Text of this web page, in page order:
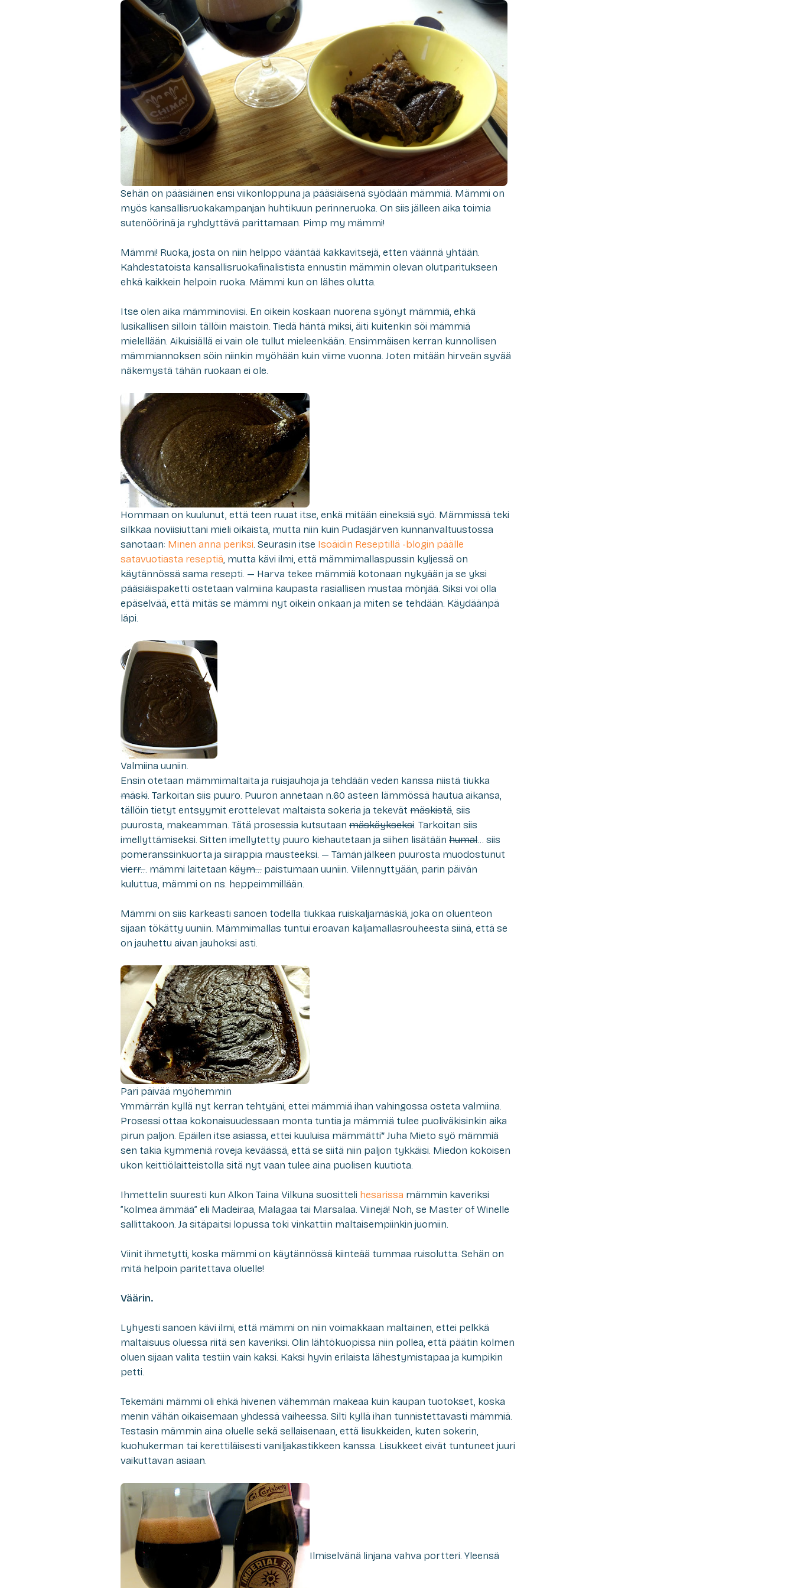
Sehän on pääsiäinen ensi viikonloppuna ja pääsiäisenä syödään mämmiä. Mämmi on
myös kansallisruokakampanjan huhtikuun perinneruoka. On siis jälleen aika toimia
sutenöörinä ja ryhdyttävä parittamaan. Pimp my mämmi!
Mämmi! Ruoka, josta on niin helppo vääntää kakkavitsejä, etten väännä yhtään.
Kahdestatoista kansallisruokafinalistista ennustin mämmin olevan olutparitukseen
ehkä kaikkein helpoin ruoka. Mämmi kun on lähes olutta.
Itse olen aika mämminoviisi. En oikein koskaan nuorena syönyt mämmiä, ehkä
lusikallisen silloin tällöin maistoin. Tiedä häntä miksi, äiti kuitenkin söi mämmiä
mielellään. Aikuisiällä ei vain ole tullut mieleenkään. Ensimmäisen kerran kunnollisen
mämmiannoksen söin niinkin myöhään kuin viime vuonna. Joten mitään hirveän syvää
näkemystä tähän ruokaan ei ole.
Hommaan on kuulunut, että teen ruuat itse, enkä mitään eineksiä syö. Mämmissä teki
silkkaa noviisiuttani mieli oikaista, mutta niin kuin Pudasjärven kunnanvaltuustossa
sanotaan: Minen anna periksi. Seurasin itse Isoäidin Reseptillä -blogin päälle
satavuotiasta reseptiä, mutta kävi ilmi, että mämmimallaspussin kyljessä on
käytännössä sama resepti. — Harva tekee mämmiä kotonaan nykyään ja se yksi
pääsiäispaketti ostetaan valmiina kaupasta rasiallisen mustaa mönjää. Siksi voi olla
epäselvää, että mitäs se mämmi nyt oikein onkaan ja miten se tehdään. Käydäänpä
läpi.
Valmiina uuniin.
Ensin otetaan mämmimaltaita ja ruisjauhoja ja tehdään veden kanssa niistä tiukka
mäski. Tarkoitan siis puuro. Puuron annetaan n.60 asteen lämmössä hautua aikansa,
tällöin tietyt entsyymit erottelevat maltaista sokeria ja tekevät mäskistä, siis
puurosta, makeamman. Tätä prosessia kutsutaan mäskäykseksi. Tarkoitan siis
imellyttämiseksi. Sitten imellytetty puuro kiehautetaan ja siihen lisätään humal… siis
pomeranssinkuorta ja siirappia mausteeksi. — Tämän jälkeen puurosta muodostunut
vierr... mämmi laitetaan käym… paistumaan uuniin. Viilennyttyään, parin päivän
kuluttua, mämmi on ns. heppeimmillään.
Mämmi on siis karkeasti sanoen todella tiukkaa ruiskaljamäskiä, joka on oluenteon
sijaan tökätty uuniin. Mämmimallas tuntui eroavan kaljamallasrouheesta siinä, että se
on jauhettu aivan jauhoksi asti.
Pari päivää myöhemmin
Ymmärrän kyllä nyt kerran tehtyäni, ettei mämmiä ihan vahingossa osteta valmiina.
Prosessi ottaa kokonaisuudessaan monta tuntia ja mämmiä tulee puoliväkisinkin aika
pirun paljon. Epäilen itse asiassa, ettei kuuluisa mämmätti* Juha Mieto syö mämmiä
sen takia kymmeniä roveja keväässä, että se siitä niin paljon tykkäisi. Miedon kokoisen
ukon keittiölaitteistolla sitä nyt vaan tulee aina puolisen kuutiota.
Ihmettelin suuresti kun Alkon Taina Vilkuna suositteli hesarissa mämmin kaveriksi
”kolmea ämmää” eli Madeiraa, Malagaa tai Marsalaa. Viinejä! Noh, se Master of Winelle
sallittakoon. Ja sitäpaitsi lopussa toki vinkattiin maltaisempiinkin juomiin.
Viinit ihmetytti, koska mämmi on käytännössä kiinteää tummaa ruisolutta. Sehän on
mitä helpoin paritettava oluelle!
Väärin.
Lyhyesti sanoen kävi ilmi, että mämmi on niin voimakkaan maltainen, ettei pelkkä
maltaisuus oluessa riitä sen kaveriksi. Olin lähtökuopissa niin pollea, että päätin kolmen
oluen sijaan valita testiin vain kaksi. Kaksi hyvin erilaista lähestymistapaa ja kumpikin
petti.
Tekemäni mämmi oli ehkä hivenen vähemmän makeaa kuin kaupan tuotokset, koska
menin vähän oikaisemaan yhdessä vaiheessa. Silti kyllä ihan tunnistettavasti mämmiä.
Testasin mämmin aina oluelle sekä sellaisenaan, että lisukkeiden, kuten sokerin,
kuohukerman tai kerettiläisesti vaniljakastikkeen kanssa. Lisukkeet eivät tuntuneet juuri
vaikuttavan asiaan.
Ilmiselvänä linjana vahva portteri. Yleensä